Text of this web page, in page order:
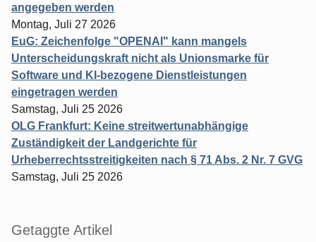
angegeben werden
Montag, Juli 27 2026
EuG: Zeichenfolge "OPENAI" kann mangels
Unterscheidungskraft nicht als Unionsmarke für
Software und KI-bezogene Dienstleistungen
eingetragen werden
Samstag, Juli 25 2026
OLG Frankfurt: Keine streitwertunabhängige
Zuständigkeit der Landgerichte für
Urheberrechtsstreitigkeiten nach § 71 Abs. 2 Nr. 7 GVG
Samstag, Juli 25 2026
Getaggte Artikel